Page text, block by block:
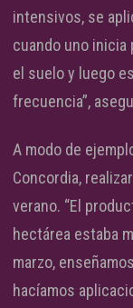
intensivos, se
cuando uno inicia
el suelo y luego
frecuencia”,
A modo de
Concordia,
verano. “El
hectárea estaba
marzo,
hacíamos